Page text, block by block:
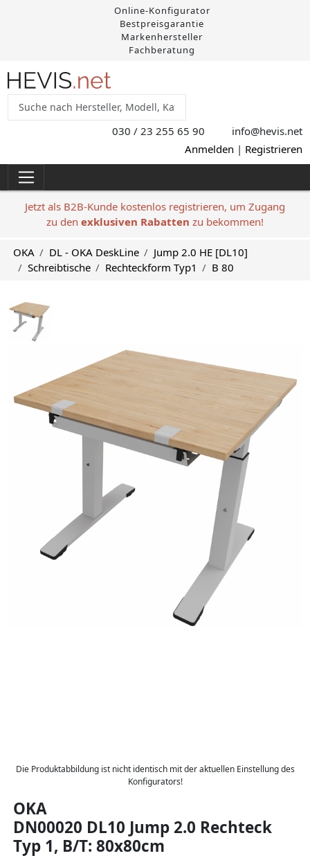
Online-Konfigurator
Bestpreisgarantie
Markenhersteller
Fachberatung
030 / 23 255 65 90 info@hevis.net
Anmelden | Registrieren
Jetzt als B2B-Kunde kostenlos registrieren, um Zugang
zu den exklusiven Rabatten zu bekommen!
OKA DL - OKA DeskLine
Jump 2.0 HE [DL10]
Schreibtische
Rechteckform Typ1 B 80
Die Produktabbildung ist nicht identisch mit der aktuellen Einstellung des
Konfigurators!
OKA
DN00020 DL10 Jump 2.0 Rechteck
Typ 1, B/T: 80x80cm